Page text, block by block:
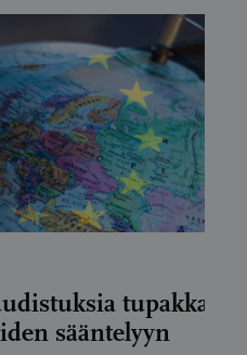
tupakka-
sääntelyyn